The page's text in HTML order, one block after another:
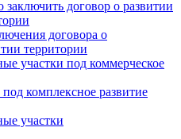
договор о развитии
договора о
территории
участки под коммерческое
комплексное развитие
участки